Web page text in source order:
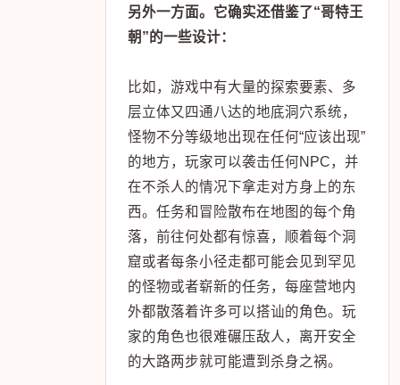
另外一方面。它确实还借鉴了“哥特王
朝”的一些设计：
比如，游戏中有大量的探索要素、多
层立体又四通八达的地底洞穴系统，
怪物不分等级地出现在任何“应该出现”
的地方，玩家可以袭击任何NPC，并
在不杀人的情况下拿走对方身上的东
西。任务和冒险散布在地图的每个角
落，前往何处都有惊喜，顺着每个洞
窟或者每条小径走都可能会见到罕见
的怪物或者崭新的任务，每座营地内
外都散落着许多可以搭讪的角色。玩
家的角色也很难碾压敌人，离开安全
的大路两步就可能遭到杀身之祸。